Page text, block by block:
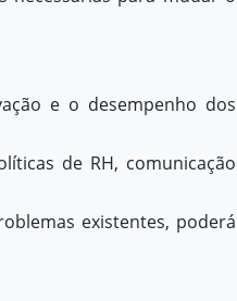
e o desempenho dos
de RH, comunicação
existentes, poderá